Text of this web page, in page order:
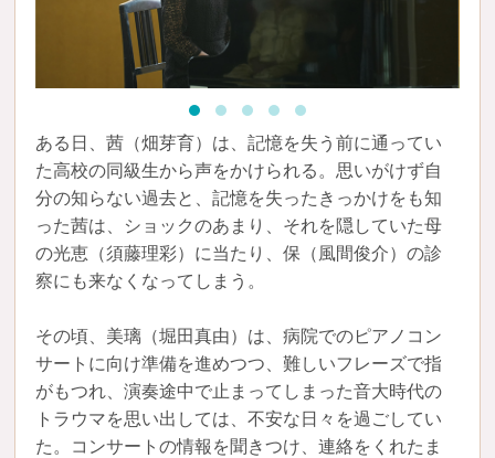
ある日、茜（畑芽育）は、記憶を失う前に通ってい
た高校の同級生から声をかけられる。思いがけず自
分の知らない過去と、記憶を失ったきっかけをも知
った茜は、ショックのあまり、それを隠していた母
の光恵（須藤理彩）に当たり、保（風間俊介）の診
察にも来なくなってしまう。
その頃、美璃（堀田真由）は、病院でのピアノコン
サートに向け準備を進めつつ、難しいフレーズで指
がもつれ、演奏途中で止まってしまった音大時代の
トラウマを思い出しては、不安な日々を過ごしてい
た。コンサートの情報を聞きつけ、連絡をくれたま